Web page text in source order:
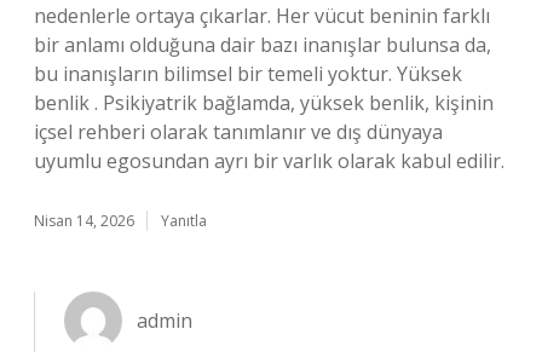
nedenlerle ortaya çıkarlar. Her vücut beninin farklı
bir anlamı olduğuna dair bazı inanışlar bulunsa da,
bu inanışların bilimsel bir temeli yoktur. Yüksek
benlik . Psikiyatrik bağlamda, yüksek benlik, kişinin
içsel rehberi olarak tanımlanır ve dış dünyaya
uyumlu egosundan ayrı bir varlık olarak kabul edilir.
Nisan 14, 2026 Yanıtla
admin